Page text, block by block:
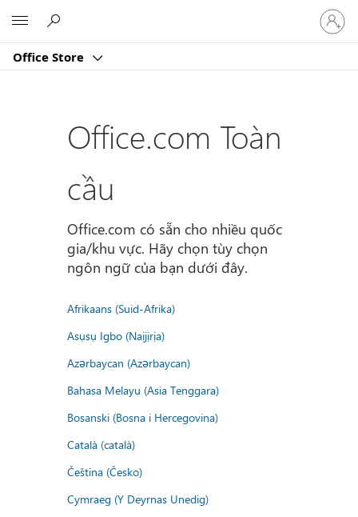
Office Store
Đăng
nhập
tài
của
Office.com Toàn
cầu
Office.com có sẵn cho nhiều quốc
gia/khu vực. Hãy chọn tùy chọn
ngôn ngữ của bạn dưới đây.
Afrikaans (Suid-Afrika)
Asụsụ Igbo (Naịjịrịa)
Azərbaycan (Azərbaycan)
Bahasa Melayu (Asia Tenggara)
Bosanski (Bosna i Hercegovina)
Català (català)
Čeština (Česko)
Cymraeg (Y Deyrnas Unedig)